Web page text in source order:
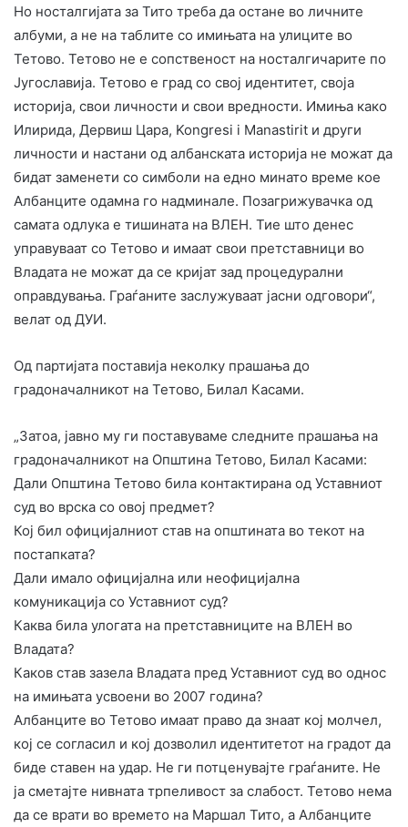
Но носталгијата за Тито треба да остане во личните
албуми, а не на таблите со имињата на улиците во
Тетово. Тетово не е сопственост на носталгичарите по
Југославија. Тетово е град со свој идентитет, своја
историја, свои личности и свои вредности. Имиња како
Илирида, Дервиш Цара, Kongresi i Manastirit и други
личности и настани од албанската историја не можат да
бидат заменети со симболи на едно минато време кое
Албанците одамна го надминале. Позагрижувачка од
самата одлука е тишината на ВЛЕН. Тие што денес
управуваат со Тетово и имаат свои претставници во
Владата не можат да се кријат зад процедурални
оправдувања. Граѓаните заслужуваат јасни одговори“,
велат од ДУИ.
Од партијата поставија неколку прашања до
градоначалникот на Тетово, Билал Касами.
„Затоа, јавно му ги поставуваме следните прашања на
градоначалникот на Општина Тетово, Билал Касами:
Дали Општина Тетово била контактирана од Уставниот
суд во врска со овој предмет?
Кој бил официјалниот став на општината во текот на
постапката?
Дали имало официјална или неофицијална
комуникација со Уставниот суд?
Каква била улогата на претставниците на ВЛЕН во
Владата?
Каков став зазела Владата пред Уставниот суд во однос
на имињата усвоени во 2007 година?
Албанците во Тетово имаат право да знаат кој молчел,
кој се согласил и кој дозволил идентитетот на градот да
биде ставен на удар. Не ги потценувајте граѓаните. Не
ја сметајте нивната трпеливост за слабост. Тетово нема
да се врати во времето на Маршал Тито, а Албанците